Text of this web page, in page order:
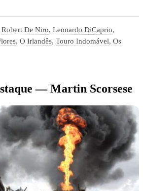
Robert De Niro,Leonardo DiCaprio,
, O Irlandês, Touro Indomável, Os
— Martin Scorsese